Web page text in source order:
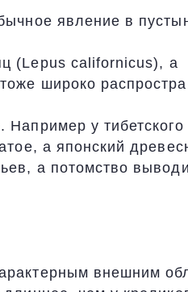
явление в
(Lepus californicus), а
широко
у
а японский
а потомство
внешним